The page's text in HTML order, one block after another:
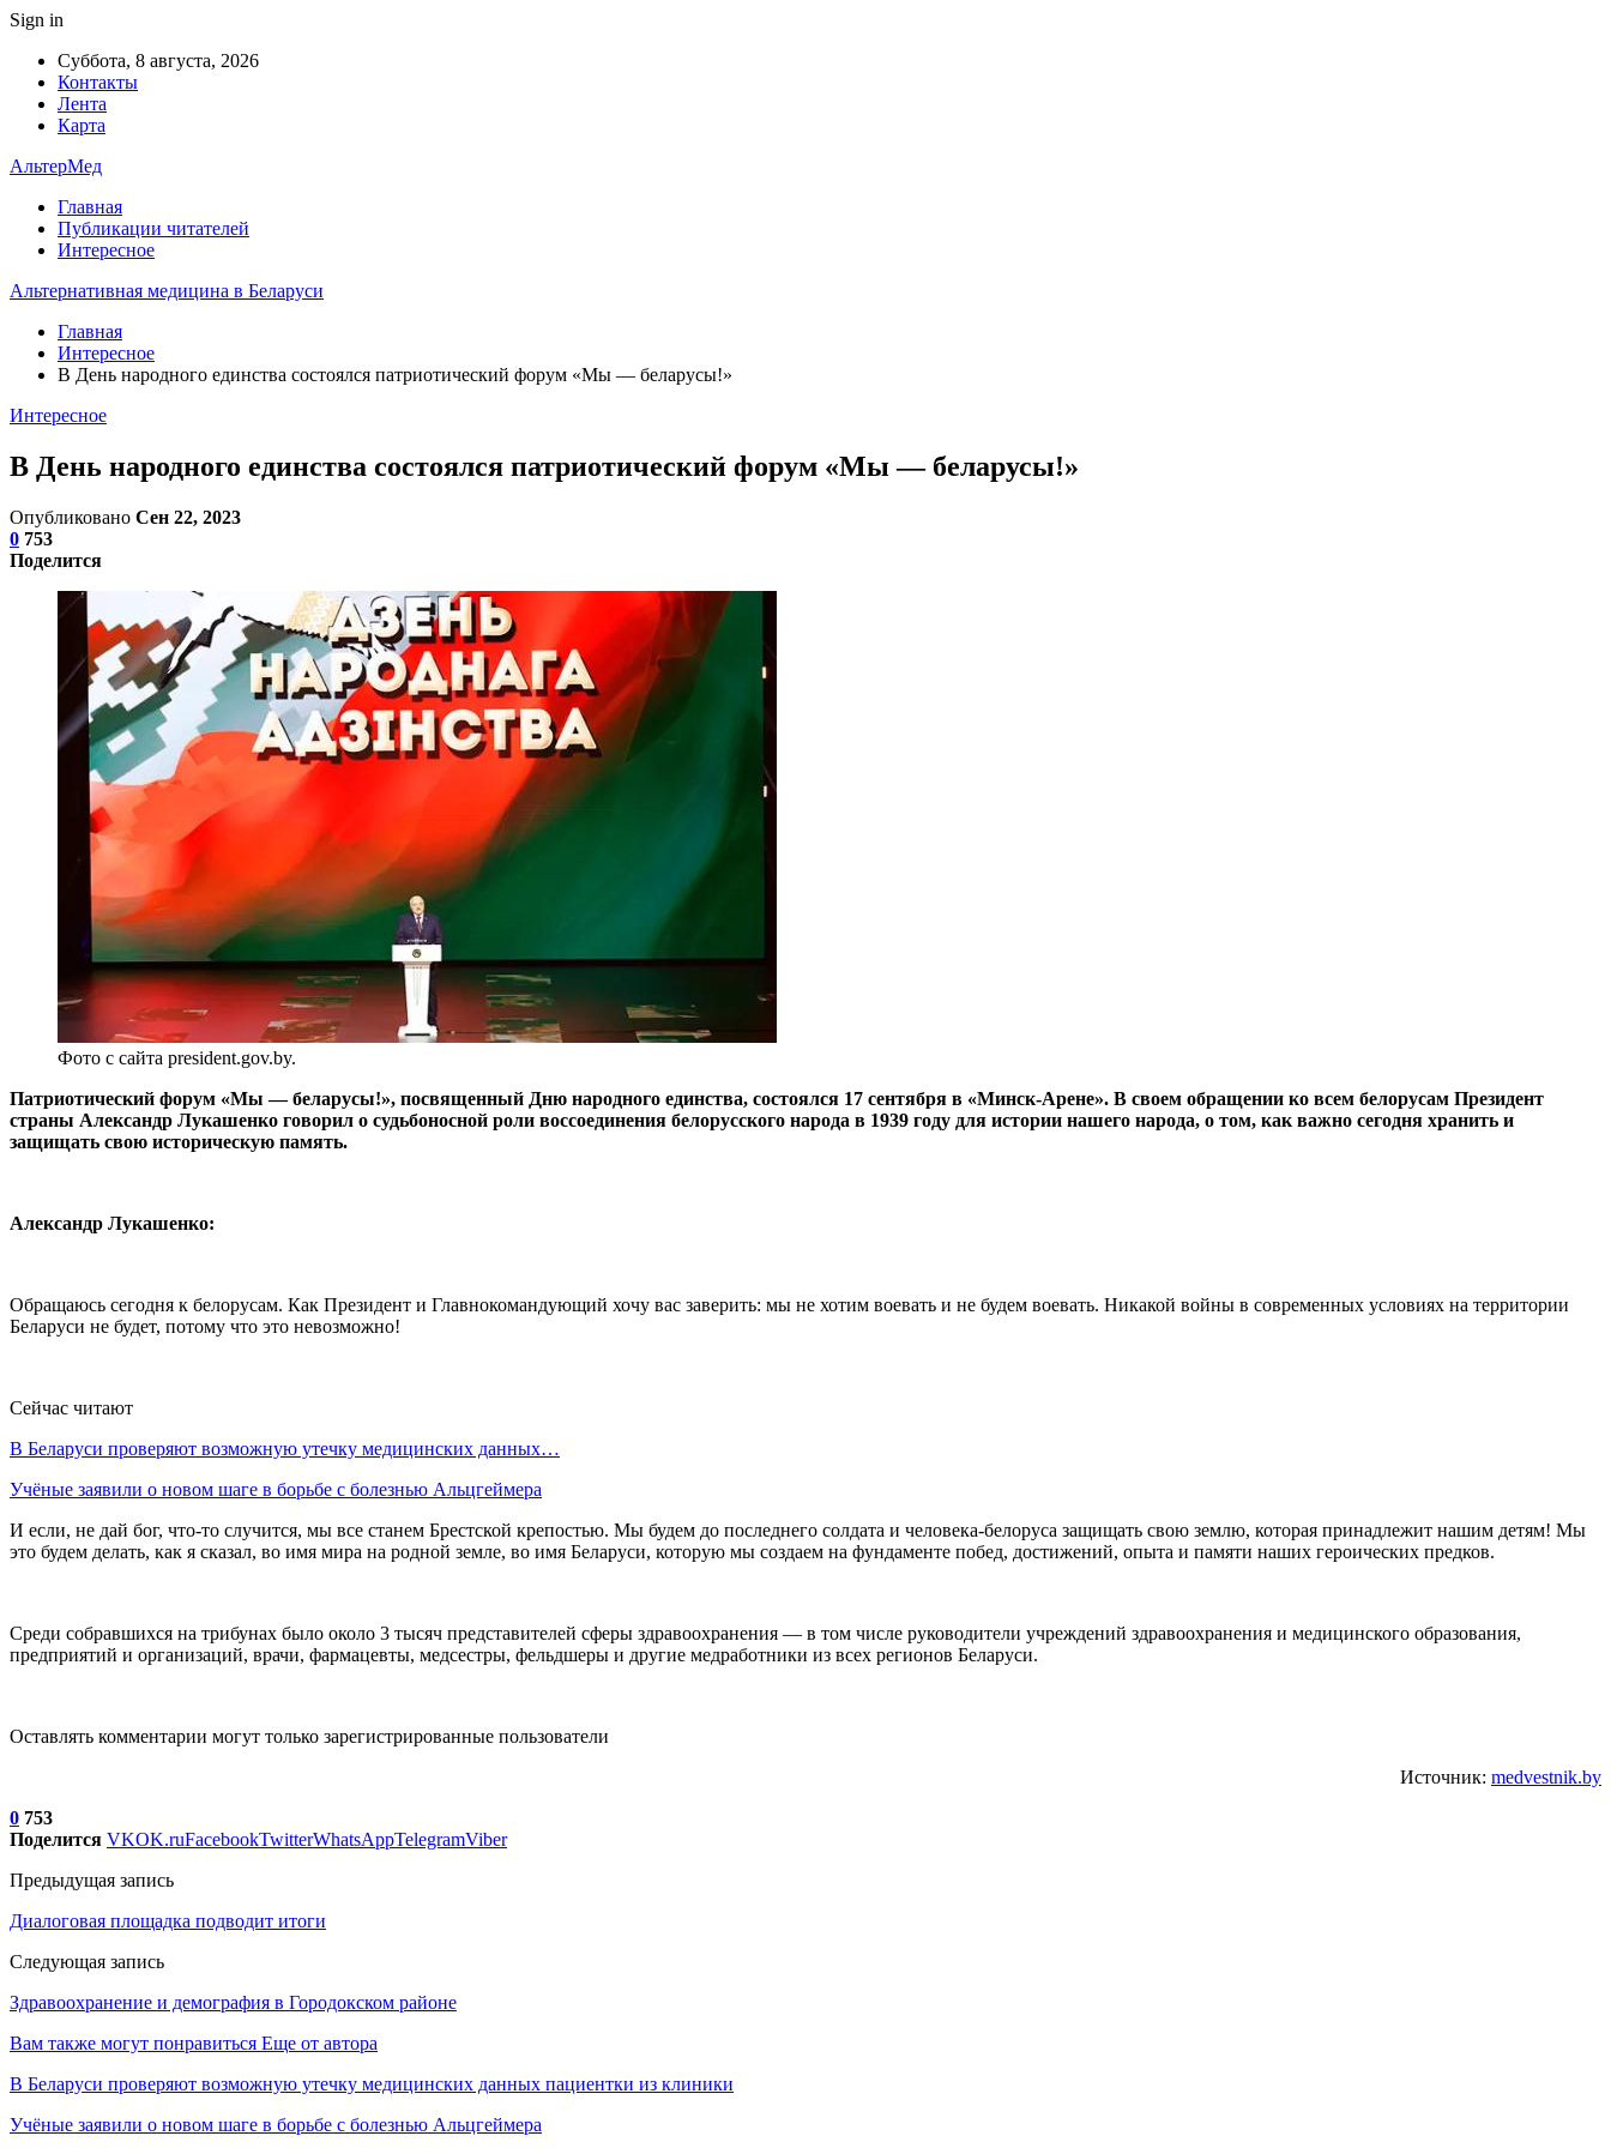
Sign in
Суббота, 8 августа, 2026
Контакты
Лента
Карта
АльтерМед
Главная
Публикации читателей
Интересное
Альтернативная медицина в Беларуси
Главная
Интересное
В День народного единства состоялся патриотический форум «Мы — беларусы!»
Интересное
В День народного единства состоялся патриотический форум «Мы — беларусы!»
Опубликовано Сен 22, 2023
0 753
Поделится
Фото с сайта president.gov.by.
Патриотический форум «Мы — беларусы!», посвященный Дню народного единства, состоялся 17 сентября в «Минск-Арене». В своем обращении ко всем белорусам Президент
страны Александр Лукашенко говорил о судьбоносной роли воссоединения белорусского народа в 1939 году для истории нашего народа, о том, как важно сегодня хранить и
защищать свою историческую память.
Александр Лукашенко:
Обращаюсь сегодня к белорусам. Как Президент и Главнокомандующий хочу вас заверить: мы не хотим воевать и не будем воевать. Никакой войны в современных условиях на территории
Беларуси не будет, потому что это невозможно!
Сейчас читают
В Беларуси проверяют возможную утечку медицинских данных…
Учёные заявили о новом шаге в борьбе с болезнью Альцгеймера
И если, не дай бог, что-то случится, мы все станем Брестской крепостью. Мы будем до последнего солдата и человека-белоруса защищать свою землю, которая принадлежит нашим детям! Мы
это будем делать, как я сказал, во имя мира на родной земле, во имя Беларуси, которую мы создаем на фундаменте побед, достижений, опыта и памяти наших героических предков.
Среди собравшихся на трибунах было около 3 тысяч представителей сферы здравоохранения — в том числе руководители учреждений здравоохранения и медицинского образования,
предприятий и организаций, врачи, фармацевты, медсестры, фельдшеры и другие медработники из всех регионов Беларуси.
Оставлять комментарии могут только зарегистрированные пользователи
Источник: medvestnik.by
0 753
Поделится VKOK.ruFacebookTwitterWhatsAppTelegramViber
Предыдущая запись
Диалоговая площадка подводит итоги
Следующая запись
Здравоохранение и демография в Городокском районе
Вам также могут понравиться Еще от автора
В Беларуси проверяют возможную утечку медицинских данных пациентки из клиники
Учёные заявили о новом шаге в борьбе с болезнью Альцгеймера